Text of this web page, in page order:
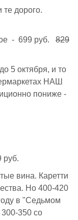
дорого.
- 699 руб. 829
5 октября, и то
НАШ
пониже -
руб.
вина. Каретти
Но 400-420
в "Седьмом
300-350 со